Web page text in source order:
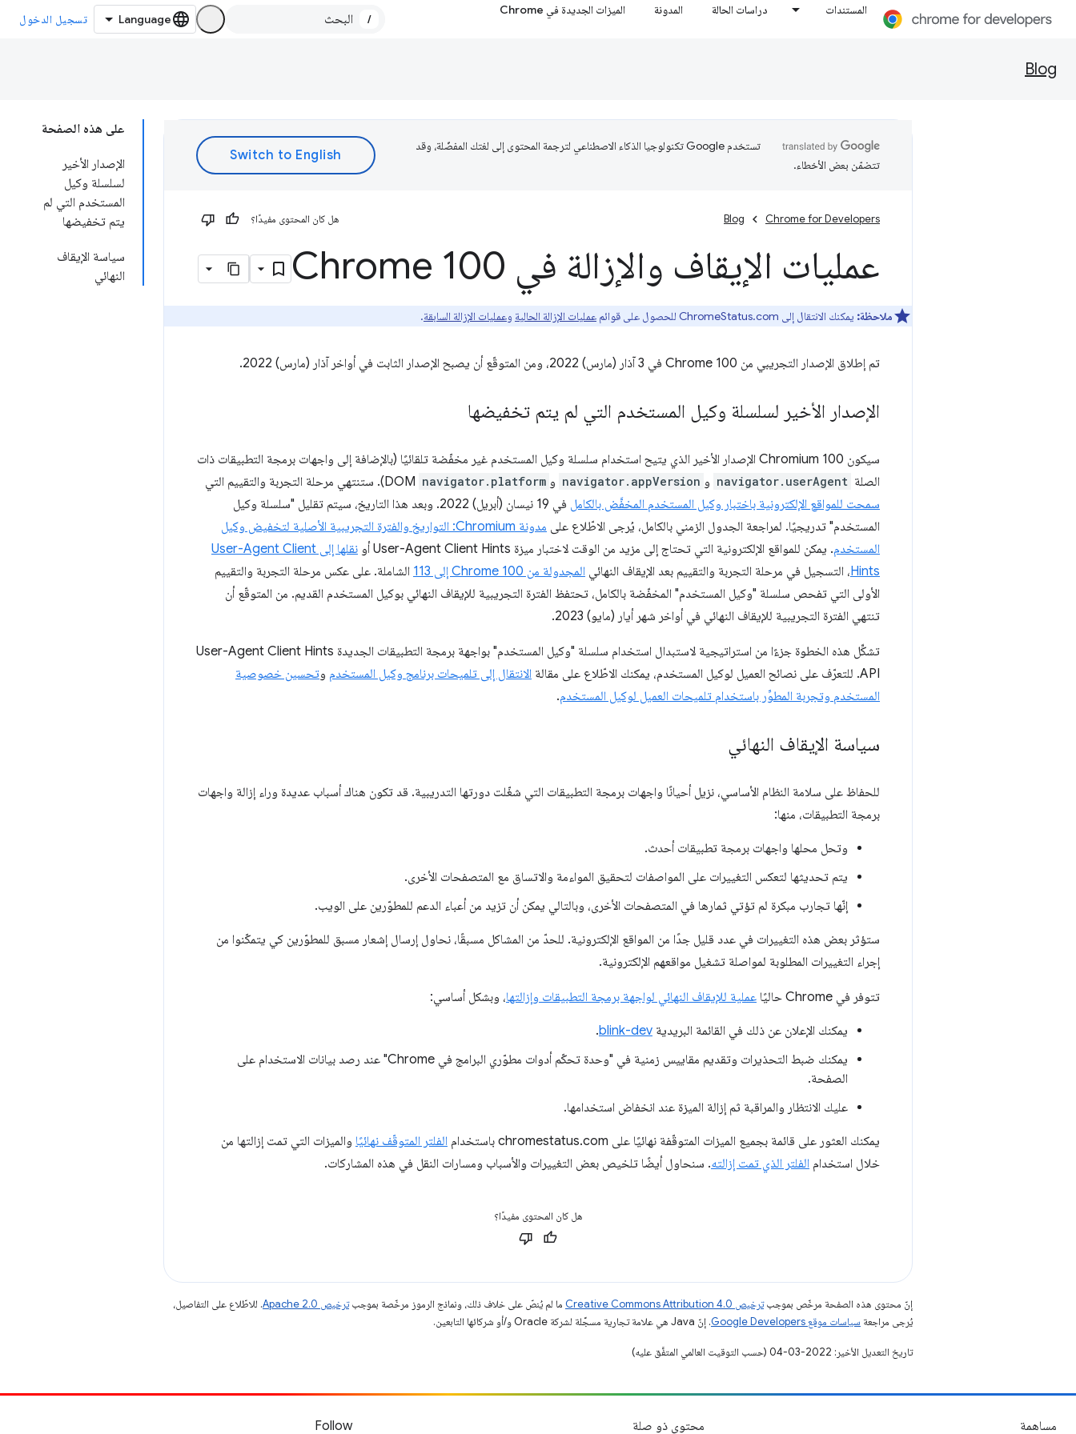
المستندات دراسات الحالة المدونة الميزات الجديدة في Chrome
/ تسجيل الدخول
Blog
على هذه الصفحة
الإصدار الأخير
لسلسلة وكيل
المستخدم التي لم
يتم تخفيضها
سياسة الإيقاف
النهائي
تستخدم Google تكنولوجيا الذكاء الاصطناعي لترجمة المحتوى إلى لغتك المفضّلة، وقد
تتضمّن بعض الأخطاء.
Chrome for Developers
Blog هل كان المحتوى مفيدًا؟
عمليات الإيقاف والإزالة في Chrome 100
ملاحظة: يمكنك الانتقال إلى ChromeStatus.com للحصول على قوائم عمليات الإزالة الحالية وعمليات الإزالة السابقة.
تم إطلاق الإصدار التجريبي من Chrome 100 في 3 آذار (مارس) 2022، ومن المتوقّع أن يصبح الإصدار الثابت في أواخر آذار (مارس) 2022.
الإصدار الأخير لسلسلة وكيل المستخدم التي لم يتم تخفيضها
سيكون Chromium 100 الإصدار الأخير الذي يتيح استخدام سلسلة وكيل المستخدم غير مخفّضة تلقائيًا (بالإضافة إلى واجهات برمجة التطبيقات ذات
الصلة navigator.userAgent و navigator.appVersion و navigator.platform
سمحت للمواقع الإلكترونية باختبار وكيل المستخدم المخفَّض بالكامل
في 19 نيسان (أبريل) 2022. وبعد هذا التاريخ، سيتم تقليل "سلسلة وكيل
المستخدم" تدريجيًا. لمراجعة الجدول الزمني بالكامل، يُرجى الاطّلاع على
مدونة Chromium: التواريخ والفترة التجريبية الأصلية لتخفيض وكيل
المستخدم. يمكن للمواقع الإلكترونية التي تحتاج إلى مزيد من الوقت لاختبار ميزة User-Agent Client Hints أو
نقلها إلى User-Agent Client
Hints، التسجيل في مرحلة التجربة والتقييم بعد الإيقاف النهائي المجدولة من Chrome 100 إلى 113
الشاملة. على عكس مرحلة التجربة والتقييم
الأولى التي تفحص سلسلة "وكيل المستخدم" المخفّضة بالكامل، تحتفظ الفترة التجريبية للإيقاف النهائي بوكيل المستخدم القديم. من المتوقّع أن
تنتهي الفترة التجريبية للإيقاف النهائي في أواخر شهر أيار (مايو) 2023.
تشكِّل هذه الخطوة جزءًا من استراتيجية لاستبدال استخدام سلسلة "وكيل المستخدم" بواجهة برمجة التطبيقات الجديدة User-Agent Client Hints
API. للتعرّف على نصائح العميل لوكيل المستخدم، يمكنك الاطّلاع على مقالة
الانتقال إلى تلميحات برنامج وكيل المستخدم وتحسين خصوصية
المستخدم وتجربة المطوِّر باستخدام تلميحات العميل لوكيل المستخدم.
سياسة الإيقاف النهائي
للحفاظ على سلامة النظام الأساسي، نزيل أحيانًا واجهات برمجة التطبيقات التي شغّلت دورتها التدريبية. قد تكون هناك أسباب عديدة وراء إزالة واجهات
برمجة التطبيقات، منها:
وتحل محلها واجهات برمجة تطبيقات أحدث.
يتم تحديثها لتعكس التغييرات على المواصفات لتحقيق المواءمة والاتساق مع المتصفحات الأخرى.
إنّها تجارب مبكرة لم تؤتي ثمارها في المتصفحات الأخرى، وبالتالي يمكن أن تزيد من أعباء الدعم للمطوّرين على الويب.
ستؤثر بعض هذه التغييرات في عدد قليل جدًا من المواقع الإلكترونية. للحدّ من المشاكل مسبقًا، نحاول إرسال إشعار مسبق للمطوّرين كي يتمكّنوا من
إجراء التغييرات المطلوبة لمواصلة تشغيل مواقعهم الإلكترونية.
تتوفر في Chrome حاليًا عملية للإيقاف النهائي لواجهة برمجة التطبيقات وإزالتها، وبشكل أساسي:
يمكنك الإعلان عن ذلك في القائمة البريدية blink-dev
.
يمكنك ضبط التحذيرات وتقديم مقاييس زمنية في "وحدة تحكّم أدوات مطوّري البرامج في Chrome" عند رصد بيانات الاستخدام على
الصفحة.
عليك الانتظار والمراقبة ثم إزالة الميزة عند انخفاض استخدامها.
يمكنك العثور على قائمة بجميع الميزات المتوقّفة نهائيًا على chromestatus.com باستخدام الفلتر المتوقّف نهائيًا والميزات التي تمت إزالتها من
خلال استخدام الفلتر الذي تمت إزالته. سنحاول أيضًا تلخيص بعض التغييرات والأسباب ومسارات النقل في هذه المشاركات.
هل كان المحتوى مفيدًا؟
إنّ محتوى هذه الصفحة مرخّص بموجبترخيص Creative Commons Attribution 4.0‏ ما لم يُنصّ على خلاف ذلك، ونماذج الرموز مرخّصة بموجبترخيص Apache 2.0‏
. للاطّلاع على التفاصيل،
يُرجى مراجعة سياسات موقع Google Developers‏ . إنّ Java هي علامة تجارية مسجَّلة لشركة Oracle و/أو شركائها التابعين.
تاريخ التعديل الأخير: 2022-03-04 (حسب التوقيت العالمي المتفَّق عليه)
مساهمة محتوى ذو صلة Follow